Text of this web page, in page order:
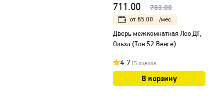
711.00 783.00
от 65.00 /мес.
Дверь межкомнатная Лео ДГ,
Ольха (Тон 52 Венге)
4.715 оценок
В корзину